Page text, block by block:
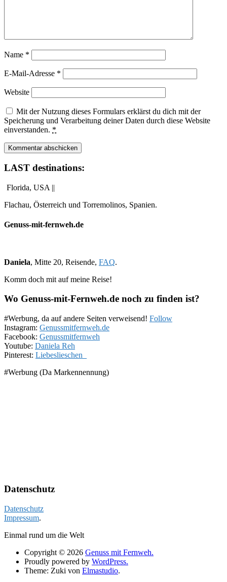
Name *
E-Mail-Adresse *
Website
Mit der Nutzung dieses Formulars erklärst du dich mit der
Speicherung und Verarbeitung deiner Daten durch diese Website
einverstanden. *
LAST destinations:
Florida, USA ||
Flachau, Österreich und Torremolinos, Spanien.
Genuss-mit-fernweh.de
Daniela, Mitte 20, Reisende, FAQ.
Komm doch mit auf meine Reise!
Wo Genuss-mit-Fernweh.de noch zu finden ist?
#Werbung, da auf andere Seiten verweisend! Follow
Instagram: Genussmitfernweh.de
Facebook: Genussmitfernweh
Youtube: Daniela Reh
Pinterest: Liebeslieschen_
#Werbung (Da Markennennung)
Datenschutz
Datenschutz
Impressum.
Einmal rund um die Welt
Copyright © 2026 Genuss mit Fernweh.
Proudly powered by WordPress.
Theme: Zuki von Elmastudio.